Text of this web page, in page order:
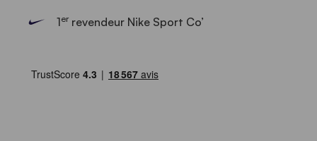
1errevendeur Nike Sport Co’